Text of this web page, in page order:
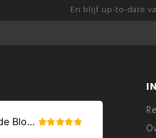
En blijf up-to-date